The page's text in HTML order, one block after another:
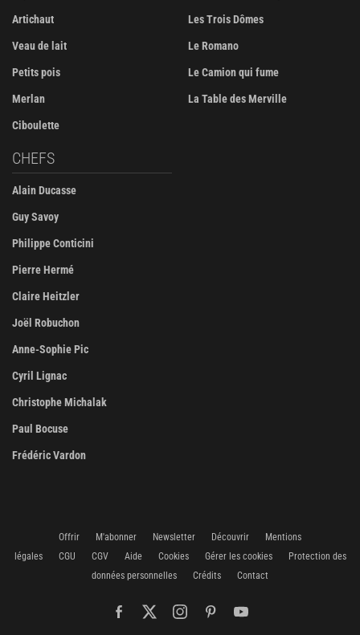
Artichaut
Veau de lait
Petits pois
Merlan
Ciboulette
Les Trois Dômes
Le Romano
Le Camion qui fume
La Table des Merville
CHEFS
Alain Ducasse
Guy Savoy
Philippe Conticini
Pierre Hermé
Claire Heitzler
Joël Robuchon
Anne-Sophie Pic
Cyril Lignac
Christophe Michalak
Paul Bocuse
Frédéric Vardon
Offrir M'abonner Newsletter Découvrir
Mentions
légales
CGU CGV Aide Cookies Gérer les cookies
Protection des
données personnelles
Crédits Contact